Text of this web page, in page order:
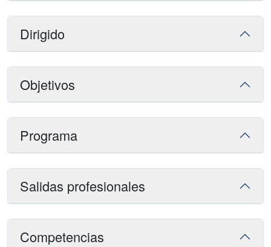
Dirigido
Objetivos
Programa
Salidas profesionales
Competencias